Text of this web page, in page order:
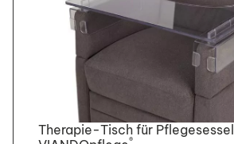
Therapie-Tisch für Pflegesessel
®